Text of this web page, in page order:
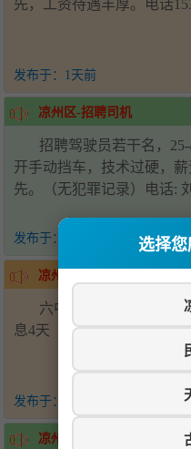
选择
先，工资待遇丰厚。电话
发布于： 1天前
凉州区-招聘司机
招聘驾驶员若干名，
开手动挡车，技术过硬，
先。（无犯罪记录）电话:
发布于：
凉州区-招聘帮厨
六中学校食堂招聘后厨
息4天（上六休一）工资面
发布于：
凉州区-招聘